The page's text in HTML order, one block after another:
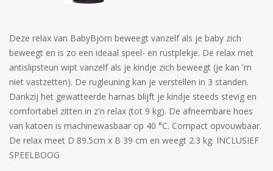
Deze relax van BabyBjörn beweegt vanzelf als je baby zich
beweegt en is zo een ideaal speel- en rustplekje. De relax met
antislipsteun wipt vanzelf als je kindje zich beweegt (je kan 'm
niet vastzetten). De rugleuning kan je verstellen in 3 standen.
Dankzij het gewatteerde harnas blijft je kindje steeds stevig en
comfortabel zitten in z'n relax (tot 9 kg). De afneembare hoes
van katoen is machinewasbaar op 40 °C. Compact opvouwbaar.
De relax meet D 89.5cm x B 39 cm en weegt 2.3 kg. INCLUSIEF
SPEELBOOG